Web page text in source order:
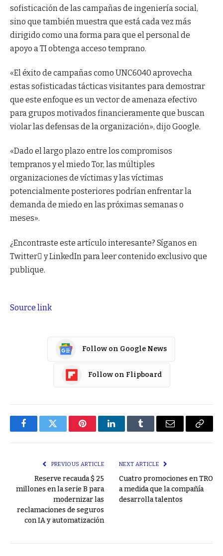
sofisticación de las campañas de ingeniería social,
sino que también muestra que está cada vez más
dirigido como una forma para que el personal de
apoyo a TI obtenga acceso temprano.
«El éxito de campañas como UNC6040 aprovecha
estas sofisticadas tácticas visitantes para demostrar
que este enfoque es un vector de amenaza efectivo
para grupos motivados financieramente que buscan
violar las defensas de la organización», dijo Google.
«Dado el largo plazo entre los compromisos
tempranos y el miedo Tor, las múltiples
organizaciones de víctimas y las víctimas
potencialmente posteriores podrían enfrentar la
demanda de miedo en las próximas semanas o
meses».
¿Encontraste este artículo interesante? Síganos en
Twitter y LinkedIn para leer contenido exclusivo que
publique.
Source link
Follow on Google News
Follow on Flipboard
FacebookTwitter PinterestLinkedInTumblr Email
Copy
PREVIOUS ARTICLE
Reserve recauda $ 25
millones en la serie B para
modernizar las
reclamaciones de seguros
con IA y automatización
NEXT ARTICLE
Cuatro promociones en TRO
a medida que la compañía
desarrolla talentos